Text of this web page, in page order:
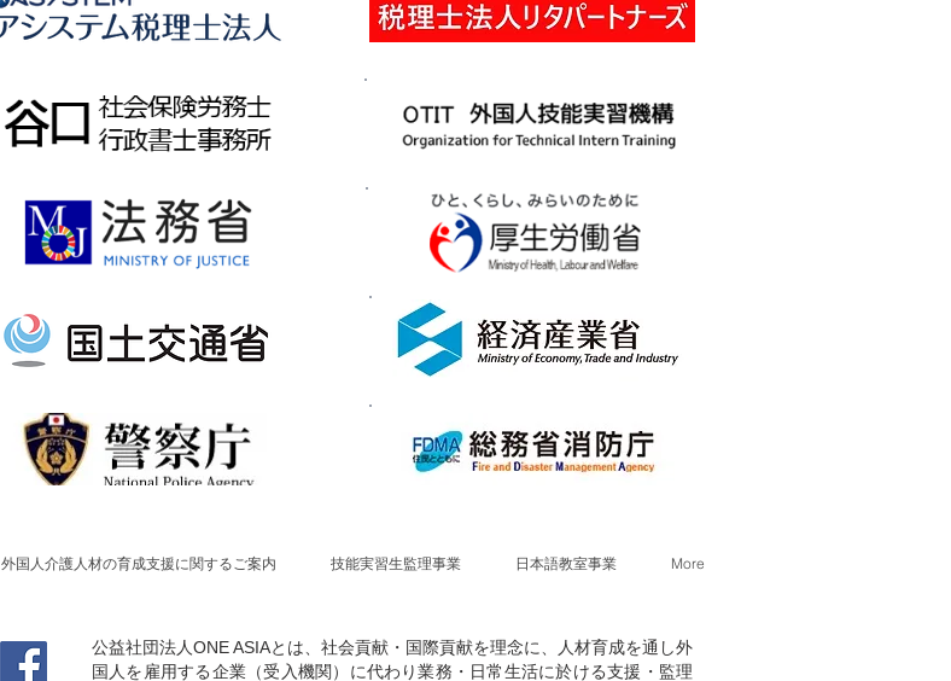
外国人介護人材の育成支援に関するご案内 技能実習生監理事業 日本語教室事業 More
公益社団法人ONE ASIAとは、社会貢献・国際貢献を理念に、人材育成を通し外
国人を雇用する企業（受入機関）に代わり業務・日常生活に於ける支援・監理